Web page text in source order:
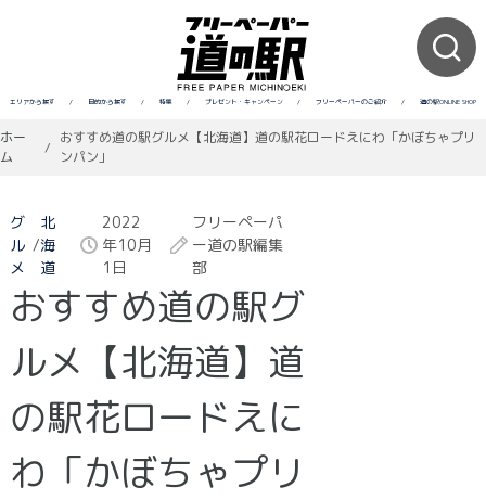
エリアから探す / 目的から探す / 特集 / プレゼント・キャンペーン / フリーペーパーのご紹介 / 道の駅ONLINE SHOP
ホー
ム
/
おすすめ道の駅グルメ【北海道】道の駅花ロードえにわ「かぼちゃプリ
ンパン」
グ
ル
メ
/
北
海
道
2022
年10月
1日
フリーペーパ
ー道の駅編集
部
おすすめ道の駅グ
ルメ【北海道】道
の駅花ロードえに
わ「かぼちゃプリ